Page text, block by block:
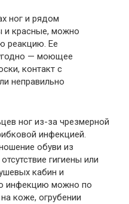
ног и рядом
и красные, можно
реакцию. Ее
— моющее
контакт с
неправильно
ног из-за чрезмерной
инфекцией.
обуви из
гигиены или
кабин и
инфекцию можно по
коже, огрубении